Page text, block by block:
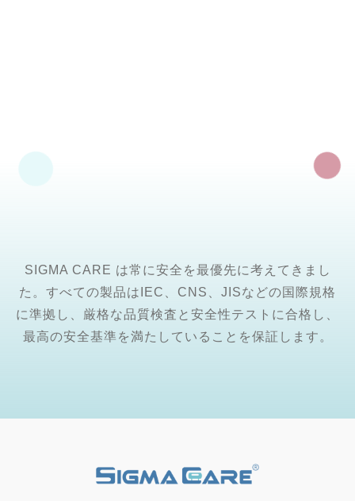
SIGMA CARE は常に安全を最優先に考えてきまし
た。すべての製品はIEC、CNS、JISなどの国際規格
に準拠し、厳格な品質検査と安全性テストに合格し、
最高の安全基準を満たしていることを保証します。